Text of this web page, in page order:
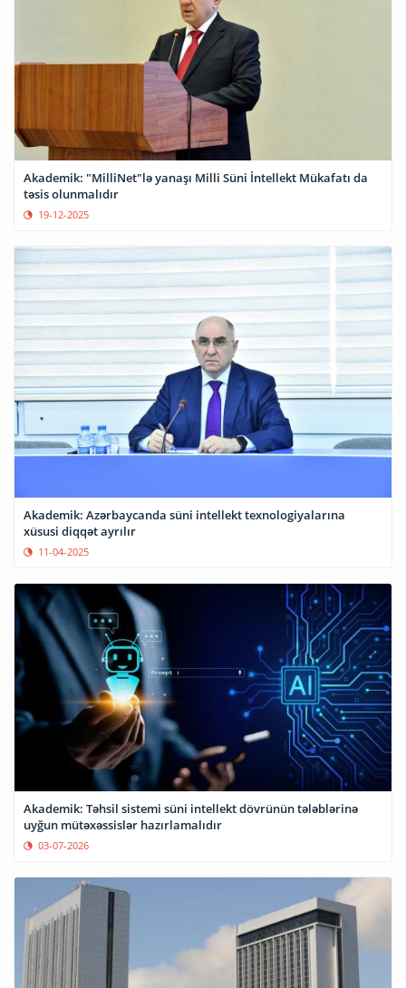
Akademik: "MilliNet"lə yanaşı Milli Süni İntellekt Mükafatı da
təsis olunmalıdır
19-12-2025
Akademik: Azərbaycanda süni intellekt texnologiyalarına
xüsusi diqqət ayrılır
11-04-2025
Akademik: Təhsil sistemi süni intellekt dövrünün tələblərinə
uyğun mütəxəssislər hazırlamalıdır
03-07-2026